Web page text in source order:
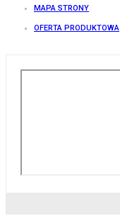
MAPA STRONY
OFERTA PRODUKTOWA